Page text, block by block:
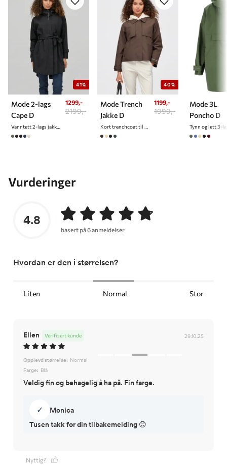
41%
Mode 2-lags
Cape D
Vanntett 2-lags jakke/cape til dame
1299,-
2199,-
40%
Mode Trench
Jakke D
Kort trenchcoat til dame
1199,-
1999,-
Mode 3L
Poncho D
Vurderinger
4.8
basert på 6 anmeldelser
Hvordan er den i størrelsen?
Liten Normal Stor
Ellen 29.10.25
Verifisert kunde
Opplevd størrelse: Normal
Farge: Blå
Veldig fin og behagelig å ha på. Fin farge.
✓
Monica
Tusen takk for din tilbakemelding 😊
Nyttig?